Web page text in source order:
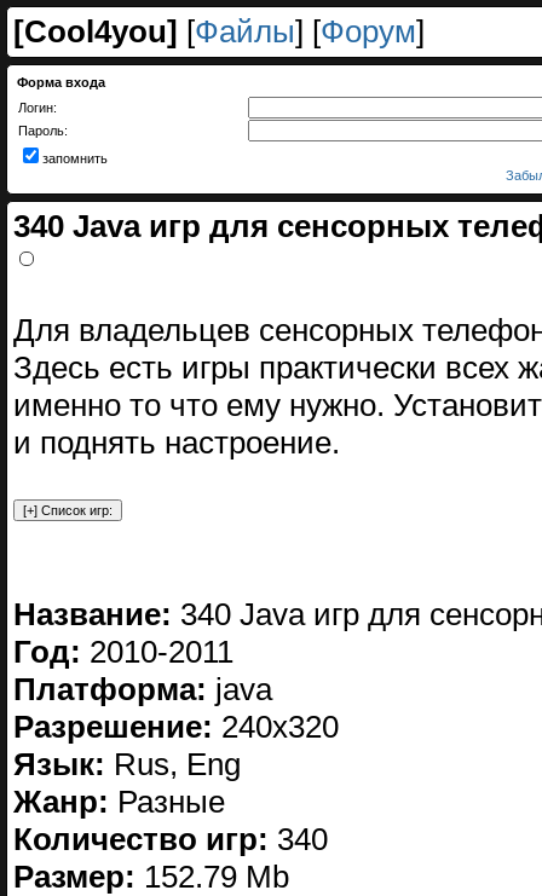
[Cool4you] [Файлы] [Форум]
Форма входа
Логин:
Пароль:
запомнить
340 Java игр для сенсорных
Для владельцев сенсорных
Здесь есть игры практически
именно то что ему нужно.
и поднять настроение.
Название: 340 Java игр для
Год: 2010-2011
Платформа: java
Разрешение: 240x320
Язык: Rus, Eng
Жанр: Разные
Количество игр: 340
Размер: 152.79 Mb